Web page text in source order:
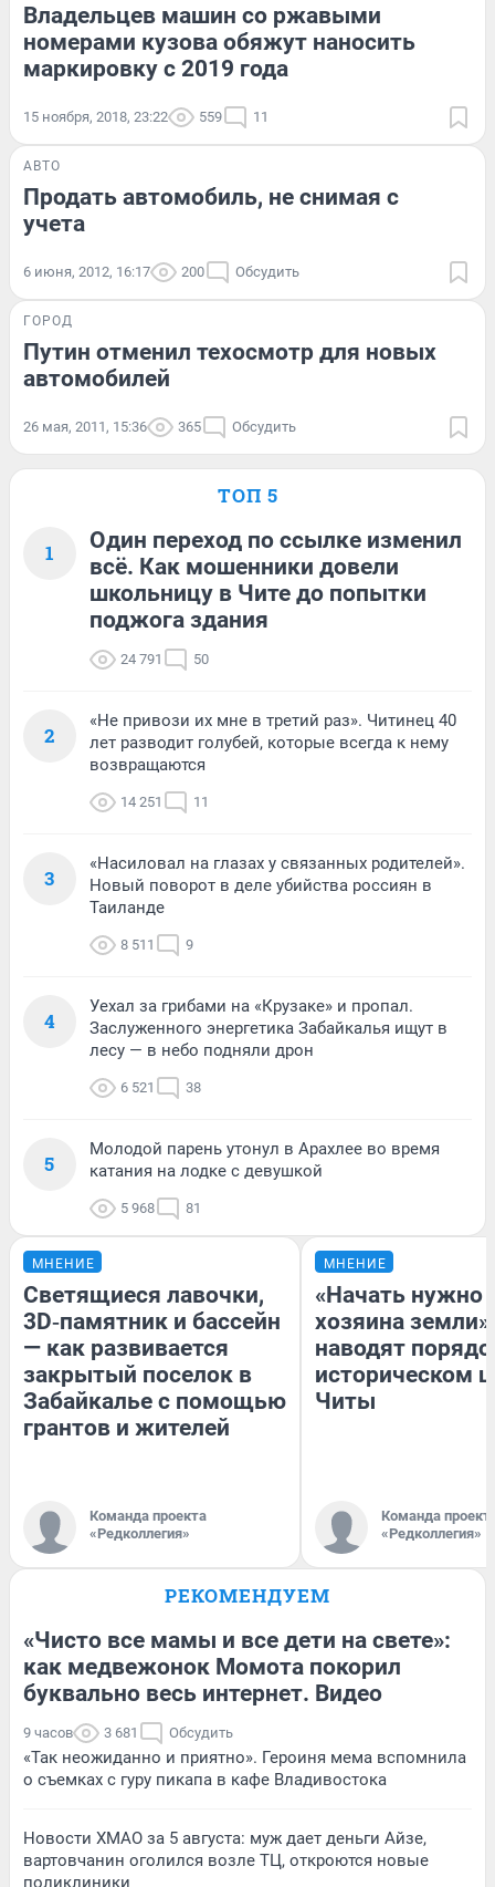
Владельцев машин со ржавыми
номерами кузова обяжут наносить
маркировку с 2019 года
15 ноября, 2018, 23:22 559 11
АВТО
Продать автомобиль, не снимая с
учета
6 июня, 2012, 16:17 200 Обсудить
ГОРОД
Путин отменил техосмотр для новых
автомобилей
26 мая, 2011, 15:36 365 Обсудить
ТОП 5
1
Один переход по ссылке изменил
всё. Как мошенники довели
школьницу в Чите до попытки
поджога здания
24 791 50
2
«Не привози их мне в третий раз». Читинец 40
лет разводит голубей, которые всегда к нему
возвращаются
14 251 11
3
«Насиловал на глазах у связанных родителей».
Новый поворот в деле убийства россиян в
Таиланде
8 511 9
4
Уехал за грибами на «Крузаке» и пропал.
Заслуженного энергетика Забайкалья ищут в
лесу — в небо подняли дрон
6 521 38
5
Молодой парень утонул в Арахлее во время
катания на лодке с девушкой
5 968 81
МНЕНИЕ
Светящиеся лавочки,
3D‑памятник и бассейн
— как развивается
закрытый поселок в
Забайкалье с помощью
грантов и жителей
Команда проекта
«Редколлегия»
МНЕНИЕ
«Начать нужно
хозяина
наводят
историческом
Читы
Команда
«Редколлегия»
РЕКОМЕНДУЕМ
«Чисто все мамы и все дети на свете»:
как медвежонок Момота покорил
буквально весь интернет. Видео
9 часов 3 681 Обсудить
«Так неожиданно и приятно». Героиня мема вспомнила
о съемках с гуру пикапа в кафе Владивостока
Новости ХМАО за 5 августа: муж дает деньги Айзе,
вартовчанин оголился возле ТЦ, откроются новые
поликлиники